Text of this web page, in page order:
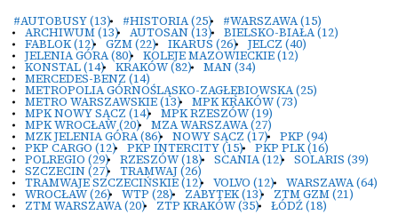
#AUTOBUSY(13) #HISTORIA(25) #WARSZAWA(15)
ARCHIWUM(13) AUTOSAN(13) BIELSKO-BIAŁA(12)
FABLOK(12) GZM(22) IKARUS (26) JELCZ (40)
JELENIA GÓRA(80) KOLEJE MAZOWIECKIE(12)
KONSTAL(14) KRAKÓW(82) MAN(34)
MERCEDES-BENZ (14)
METROPOLIA GÓRNOŚLĄSKO-ZAGŁĘBIOWSKA(25)
METRO WARSZAWSKIE(13) MPK KRAKÓW(73)
MPK NOWY SĄCZ (14) MPK RZESZÓW(19)
MPK WROCŁAW(20) MZA WARSZAWA(27)
MZK JELENIA GÓRA(86) NOWY SĄCZ (17) PKP (94)
PKP CARGO (12) PKP INTERCITY(15) PKP PLK(16)
POLREGIO (29) RZESZÓW(18) SCANIA(12) SOLARIS (39)
SZCZECIN(27) TRAMWAJ(26)
TRAMWAJE SZCZECIŃSKIE(12) VOLVO (12) WARSZAWA(64)
WROCŁAW(26) WTP (28) ZABYTEK(13) ZTM GZM(21)
ZTM WARSZAWA(20) ZTP KRAKÓW(35) ŁÓDŹ(18)